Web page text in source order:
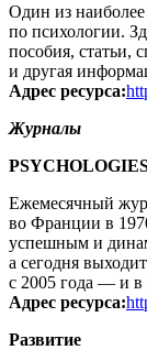
Один из
по психологии.
пособия, статьи,
и другая
Адрес ресурса:
Журналы
Ежемесячный
во Франции в
успешным и
а сегодня
с 2005 года — и в
Адрес ресурса:
Развитие